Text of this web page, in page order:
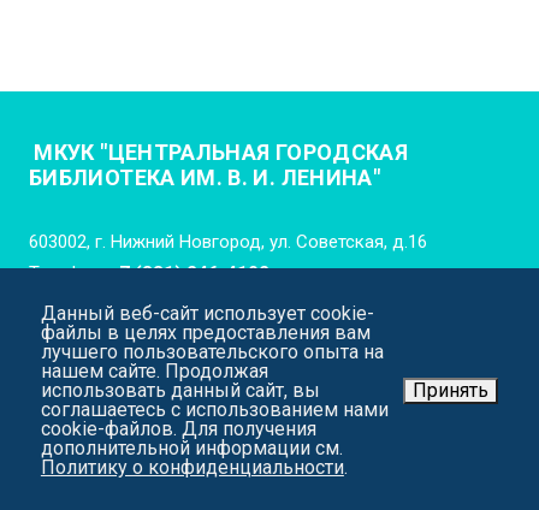
МКУК "ЦЕНТРАЛЬНАЯ ГОРОДСКАЯ
БИБЛИОТЕКА ИМ. В. И. ЛЕНИНА"
603002, г. Нижний Новгород, ул. Советская, д.16
Телефон:+7 (831) 246-4102
E-mail:cgb_lenina_nn@mail.52gov.ru
Данный веб-сайт использует cookie-
файлы в целях предоставления вам
лучшего пользовательского опыта на
нашем сайте. Продолжая
использовать данный сайт, вы
соглашаетесь с использованием нами
cookie-файлов. Для получения
дополнительной информации см.
Политику о конфиденциальности.
Принять